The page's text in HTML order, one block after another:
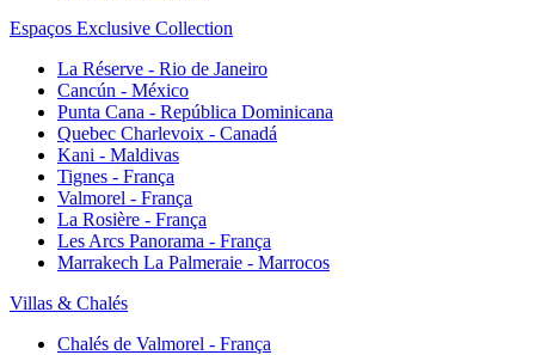
Espaços Exclusive Collection
La Réserve - Rio de Janeiro
Cancún - México
Punta Cana - República Dominicana
Quebec Charlevoix - Canadá
Kani - Maldivas
Tignes - França
Valmorel - França
La Rosière - França
Les Arcs Panorama - França
Marrakech La Palmeraie - Marrocos
Villas & Chalés
Chalés de Valmorel - França